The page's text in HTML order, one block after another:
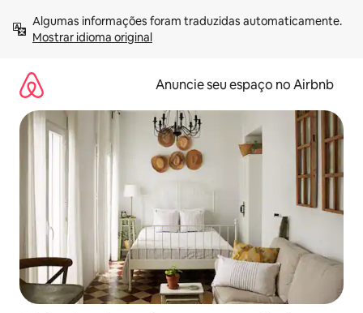
para
Mostrar idioma original
Anuncie seu espaço no Airbnb